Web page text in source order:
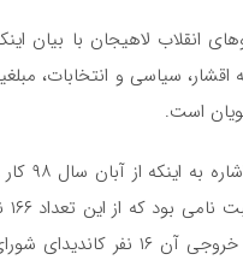
انقلاب لاهیجان با بیان
اقشار، سیاسی و انتخابات،
است.
حجت
به مجمع دعوت شدند و